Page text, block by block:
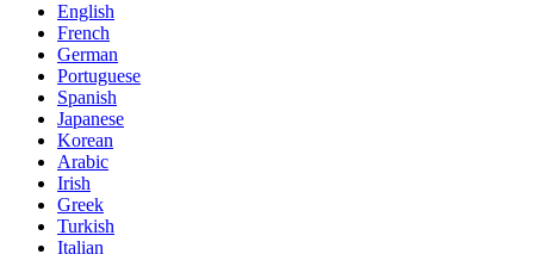
English
French
German
Portuguese
Spanish
Japanese
Korean
Arabic
Irish
Greek
Turkish
Italian